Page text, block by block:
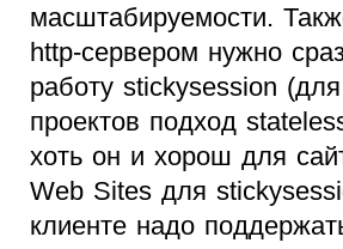
масштабируемости.
http-сервером нужно
работу stickysession
проектов подход
хоть он и хорош для
Web Sites для
клиенте надо